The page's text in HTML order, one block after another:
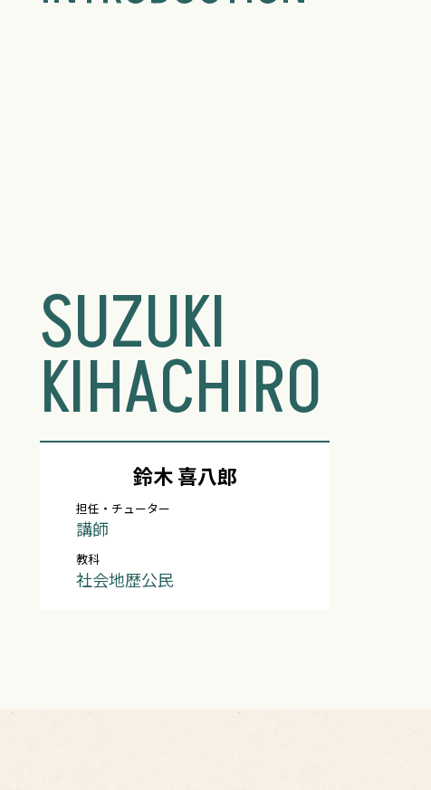
SUZUKI
KIHACHIRO
鈴木 喜八郎
担任・チューター
講師
教科
社会地歴公民